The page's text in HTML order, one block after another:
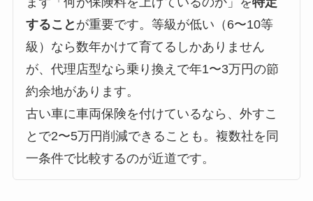
すること が重要です。等級が低い（6〜10等
級）なら数年かけて育てるしかありません
が、代理店型なら乗り換えで年1〜3万円の節
約余地があります。
古い車に車両保険を付けているなら、外すこ
とで2〜5万円削減できることも。複数社を同
一条件で比較するのが近道です。